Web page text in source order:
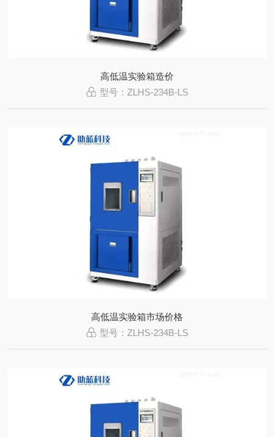
高低温实验箱造价
型号：ZLHS-234B-LS
高低温实验箱市场价格
型号：ZLHS-234B-LS